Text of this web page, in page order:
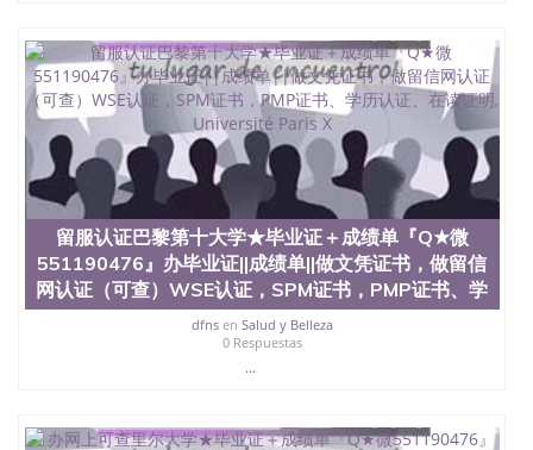
留服认证巴黎第十大学★毕业证＋成绩单『Q★微
551190476』办毕业证||成绩单||做文凭证书，做留信
网认证（可查）WSE认证，SPM证书，PMP证书、学
dfnsen Salud y Belleza
0 Respuestas
...